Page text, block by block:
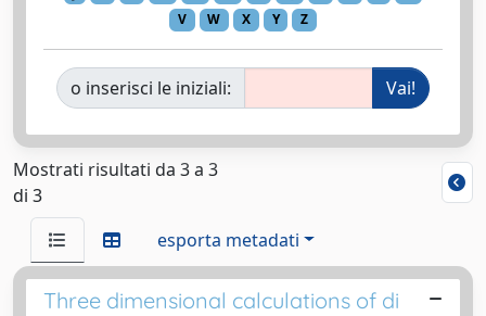
V
W X Y Z
o inserisci le iniziali:
Mostrati risultati da 3 a 3
di 3
esporta metadati
Three dimensional calculations of di